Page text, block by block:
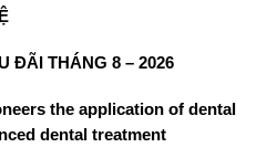
ĐÃI THÁNG 8 – 2026
the application of dental
dental treatment